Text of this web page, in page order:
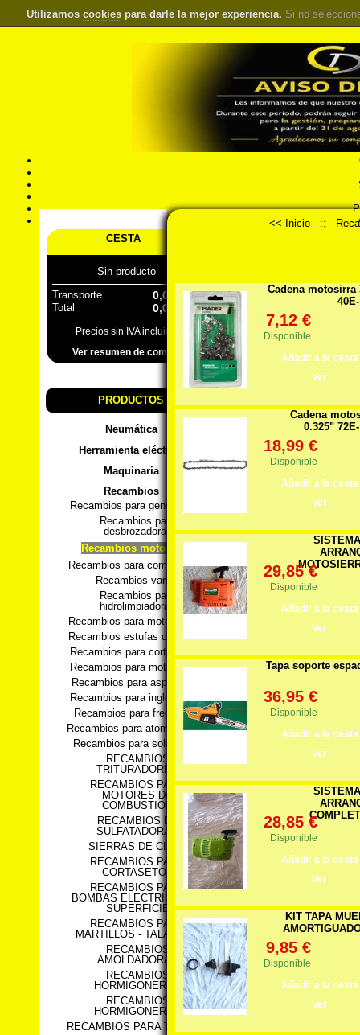
Utilizamos cookies para darle la mejor experiencia. Si no
CESTA
Sin producto
Transporte
0,00 €
Total 0,00 €
Precios sin IVA incluido
Ver resumen de compra
PRODUCTOS
Neumática
Herramienta eléctrica
Maquinaria
Recambios
Recambios para generadores
Recambios para
desbrozadoras
Recambios motosierra
Recambios para compresores
Recambios varios
Recambios para
hidrolimpiadoras
Recambios para motobombas
Recambios estufas de pellets
Recambios para cortacesped
Recambios para motoazadas
Recambios para aspiradores
Recambios para ingletadoras
Recambios para fregadoras
Recambios para atomizadores
Recambios para soldadores
RECAMBIOS
TRITURADORES
RECAMBIOS PARA
MOTORES DE
COMBUSTION
RECAMBIOS DE
SULFATADORAS
SIERRAS DE CINTA
RECAMBIOS PARA
CORTASETOS
RECAMBIOS PARA
BOMBAS ELECTRICAS DE
SUPERFICIE
RECAMBIOS PARA
MARTILLOS - TALADROS
RECAMBIOS
AMOLDADORAS
RECAMBIOS
HORMIGONERAS
RECAMBIOS
HORMIGONERAS
RECAMBIOS PARA TIJERAS
<< Inicio ::
Cadena motosirra
7,12 €
Disponible
Añadir a la cesta
Ver
Cadena
0.325"
18,99 €
Disponible
Añadir a la cesta
Ver
29,85 €
Disponible
Añadir a la cesta
Ver
Tapa soporte
36,95 €
Disponible
Añadir a la cesta
Ver
28,85 €
Disponible
Añadir a la cesta
Ver
KIT TAPA
9,85 €
Disponible
Añadir a la cesta
Ver